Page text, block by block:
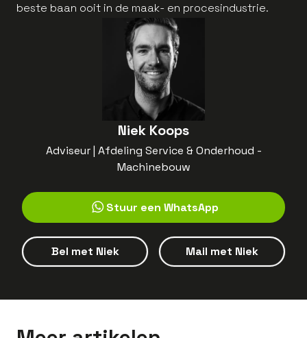
beste baan ooit in de maak- en procesindustrie.
Niek Koops
Adviseur | Afdeling Service & Onderhoud -
Machinebouw
Stuur een WhatsApp
Bel met Niek Mail met Niek